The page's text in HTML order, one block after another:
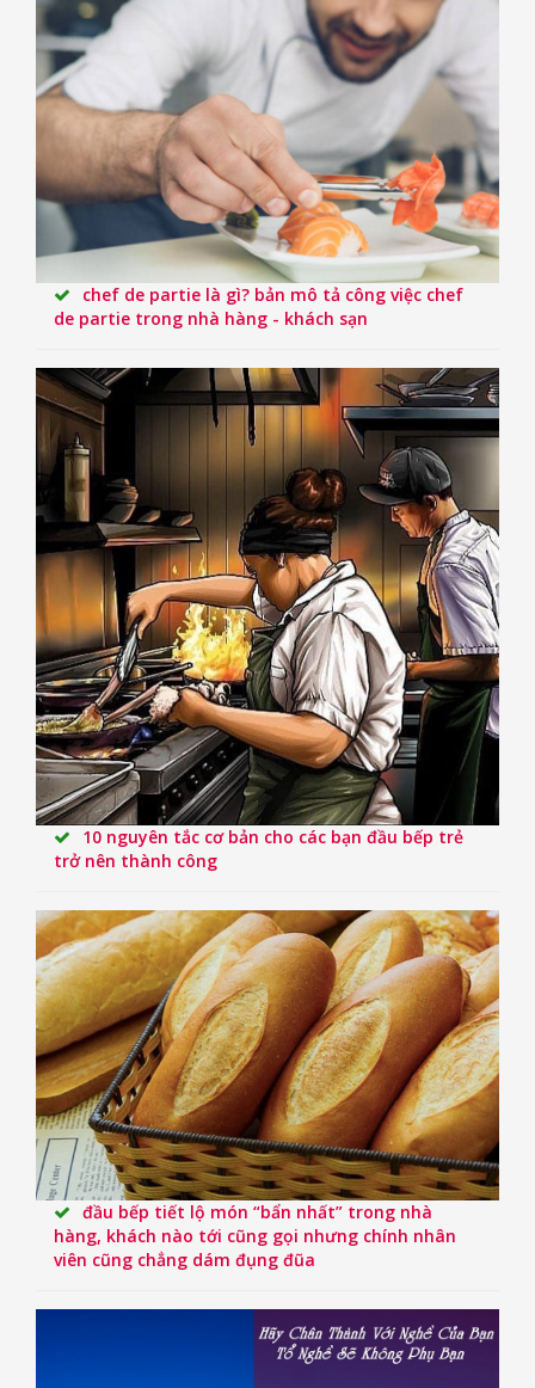
chef de partie là gì? bản mô tả công việc chef
de partie trong nhà hàng - khách sạn
10 nguyên tắc cơ bản cho các bạn đầu bếp trẻ
trở nên thành công
đầu bếp tiết lộ món “bẩn nhất” trong nhà
hàng, khách nào tới cũng gọi nhưng chính nhân
viên cũng chẳng dám đụng đũa